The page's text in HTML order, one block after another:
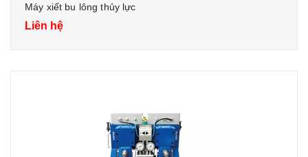
Máy xiết bu lông thủy lực
Liên hệ